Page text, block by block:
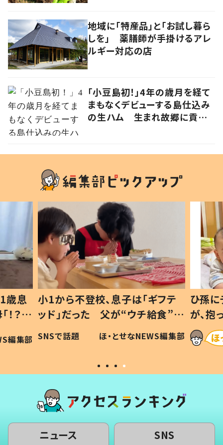
地域に「特産品」と「お試し暮ら
しを」 薬膳師が手掛けるアレ
ルギー対応の店
「小豆島初！」4年の歳月を経て
まもなくデビューする島仕込み
の生ハム 生まれ故郷に貢献
歳息
？」
編集部
小1から不登校、息子は「ギフテ
ッド」だった 父が“ウチ給食”を
作り続ける理由とは #令和の親
#令和の子
SNSで話題 ほ・とせなNEWS編集部
ひ孫
が、
「涙が
い」
ニュース SNS